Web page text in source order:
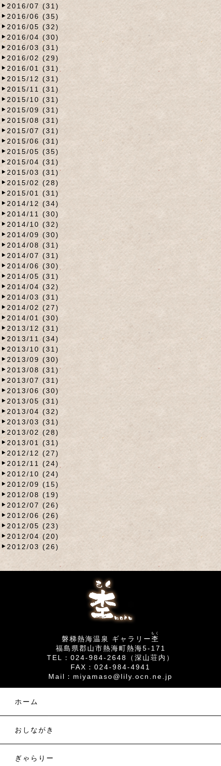
2016/07 (31)
2016/06 (35)
2016/05 (32)
2016/04 (30)
2016/03 (31)
2016/02 (29)
2016/01 (31)
2015/12 (31)
2015/11 (31)
2015/10 (31)
2015/09 (31)
2015/08 (31)
2015/07 (31)
2015/06 (31)
2015/05 (35)
2015/04 (31)
2015/03 (31)
2015/02 (28)
2015/01 (31)
2014/12 (34)
2014/11 (30)
2014/10 (32)
2014/09 (30)
2014/08 (31)
2014/07 (31)
2014/06 (30)
2014/05 (31)
2014/04 (32)
2014/03 (31)
2014/02 (27)
2014/01 (30)
2013/12 (31)
2013/11 (34)
2013/10 (31)
2013/09 (30)
2013/08 (31)
2013/07 (31)
2013/06 (30)
2013/05 (31)
2013/04 (32)
2013/03 (31)
2013/02 (28)
2013/01 (31)
2012/12 (27)
2012/11 (24)
2012/10 (24)
2012/09 (15)
2012/08 (19)
2012/07 (26)
2012/06 (26)
2012/05 (23)
2012/04 (20)
2012/03 (26)
磐梯熱海温泉 ギャラリー杢
もく
福島県郡山市熱海町熱海5-171
TEL：024-984-2648（深山荘内）
FAX：024-984-4941
Mail： miyamaso@lily.ocn.ne.jp
ホーム
おしながき
ぎゃらりー